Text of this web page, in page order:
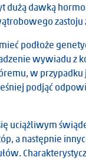
dużą dawką
zastoju
podłoże
wywiadu z
w
podjąć
uciążliwym
a następnie